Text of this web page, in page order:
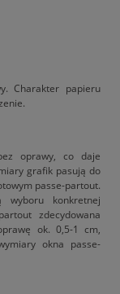
Charakter papieru
oprawy, co daje
grafik pasują do
passe-partout.
konkretnej
zdecydowana
ok. 0,5-1 cm,
okna passe-